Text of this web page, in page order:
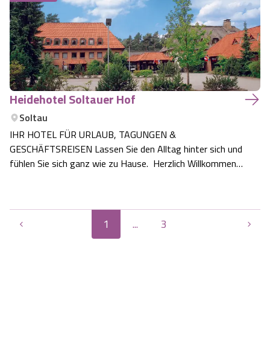
Heidehotel Soltauer Hof
Soltau
IHR HOTEL FÜR URLAUB, TAGUNGEN &
GESCHÄFTSREISEN Lassen Sie den Alltag hinter sich und
fühlen Sie sich ganz wie zu Hause. Herzlich Willkommen
Gastgeber und kompetenter Berater zu sein. Bei uns…
1 ... 3